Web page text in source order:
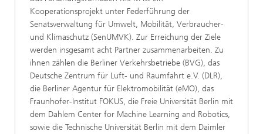
Kooperationsprojekt unter Federführung der
Senatsverwaltung für Umwelt, Mobilität, Verbraucher-
und Klimaschutz (SenUMVK). Zur Erreichung der Ziele
werden insgesamt acht Partner zusammenarbeiten. Zu
ihnen zählen die Berliner Verkehrsbetriebe (BVG), das
Deutsche Zentrum für Luft- und Raumfahrt e.V. (DLR),
die Berliner Agentur für Elektromobilität (eMO), das
Fraunhofer-Institut FOKUS, die Freie Universität Berlin mit
dem Dahlem Center for Machine Learning and Robotics,
sowie die Technische Universität Berlin mit dem Daimler